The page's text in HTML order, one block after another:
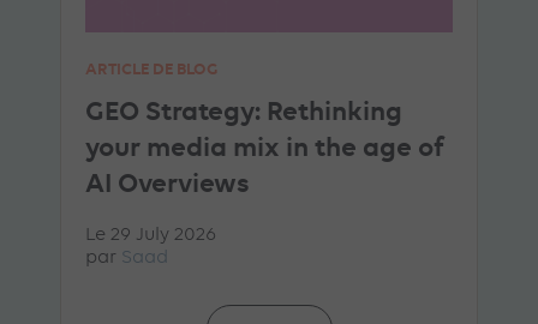
ARTICLE DE BLOG
GEO Strategy: Rethinking
your media mix in the age of
AI Overviews
Le 29 July 2026
par Saad